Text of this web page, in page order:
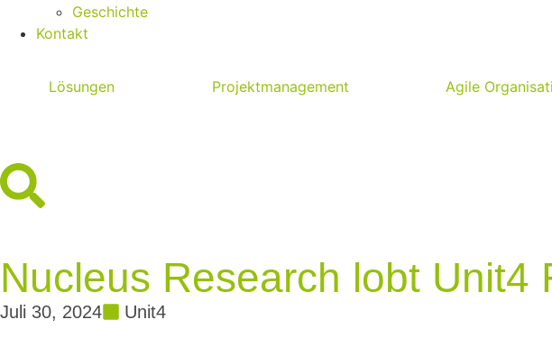
Geschichte
Kontakt
Lösungen Projektmanagement Agile
Nucleus Research lobt Unit4
Juli 30, 2024 Unit4